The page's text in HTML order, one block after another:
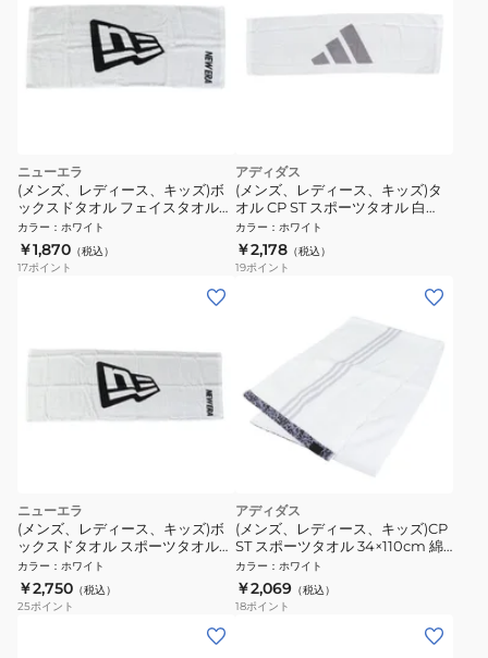
ニューエラ
(メンズ、レディース、キッズ)ボ
ックスドタオル フェイスタオル
フラッグロゴ 13644691
カラー ： ホワイト
￥1,870 （税込）
17ポイント
アディダス
(メンズ、レディース、キッズ)タ
オル CP ST スポーツタオル 白
110×34cm ADJT-962 WHT マフ
ラータオル プレゼント ギフト 抗
菌 防臭
カラー ： ホワイト
￥2,178 （税込）
19ポイント
ニューエラ
(メンズ、レディース、キッズ)ボ
ックスドタオル スポーツタオル
フラッグロゴ 13644689
カラー ： ホワイト
￥2,750 （税込）
25ポイント
アディダス
(メンズ、レディース、キッズ)CP
ST スポーツタオル 34×110cm 綿
100% 白 ADJT-953 WHT
カラー ： ホワイト
￥2,069 （税込）
18ポイント